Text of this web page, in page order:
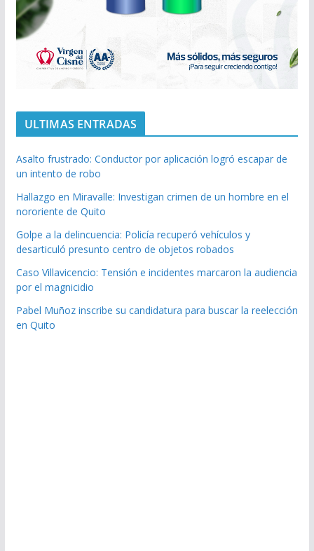
ULTIMAS ENTRADAS
Asalto frustrado: Conductor por aplicación logró escapar de
un intento de robo
Hallazgo en Miravalle: Investigan crimen de un hombre en el
nororiente de Quito
Golpe a la delincuencia: Policía recuperó vehículos y
desarticuló presunto centro de objetos robados
Caso Villavicencio: Tensión e incidentes marcaron la audiencia
por el magnicidio
Pabel Muñoz inscribe su candidatura para buscar la reelección
en Quito